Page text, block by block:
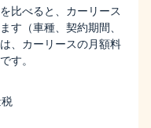
比べると、カーリース
す（車種、契約期間、
、カーリースの月額料
す。